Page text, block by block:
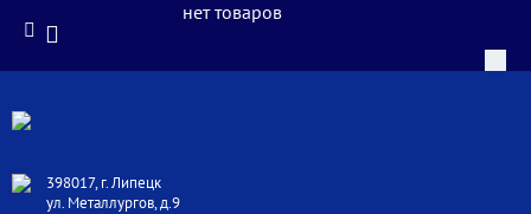
398017, г. Липецк
ул. Металлургов, д.9
нет товаров